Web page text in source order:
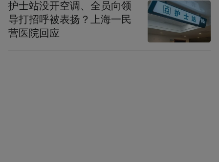
护士站没开空调、全员向领
导打招呼被表扬？上海一民
营医院回应